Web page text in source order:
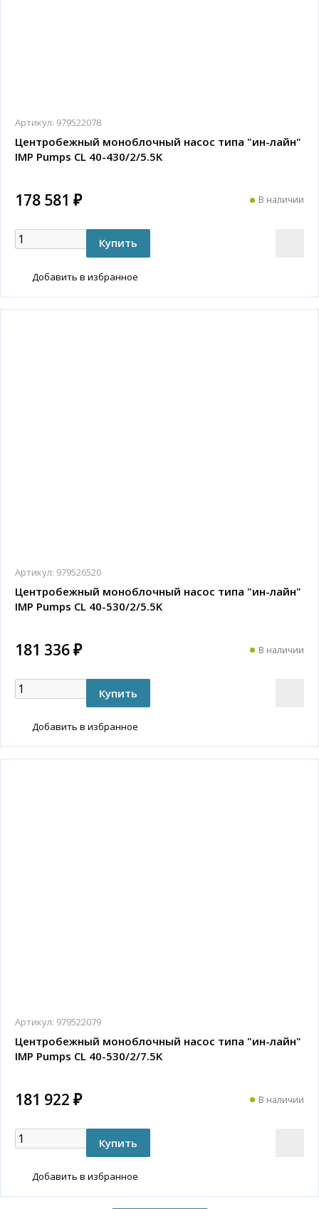
Артикул: 979522078
Центробежный моноблочный насос типа "ин-лайн"
IMP Pumps CL 40-430/2/5.5K
178 581 ₽ В наличии
Добавить в избранное
Артикул: 979526520
Центробежный моноблочный насос типа "ин-лайн"
IMP Pumps CL 40-530/2/5.5K
181 336 ₽ В наличии
Добавить в избранное
Артикул: 979522079
Центробежный моноблочный насос типа "ин-лайн"
IMP Pumps CL 40-530/2/7.5K
181 922 ₽ В наличии
Добавить в избранное